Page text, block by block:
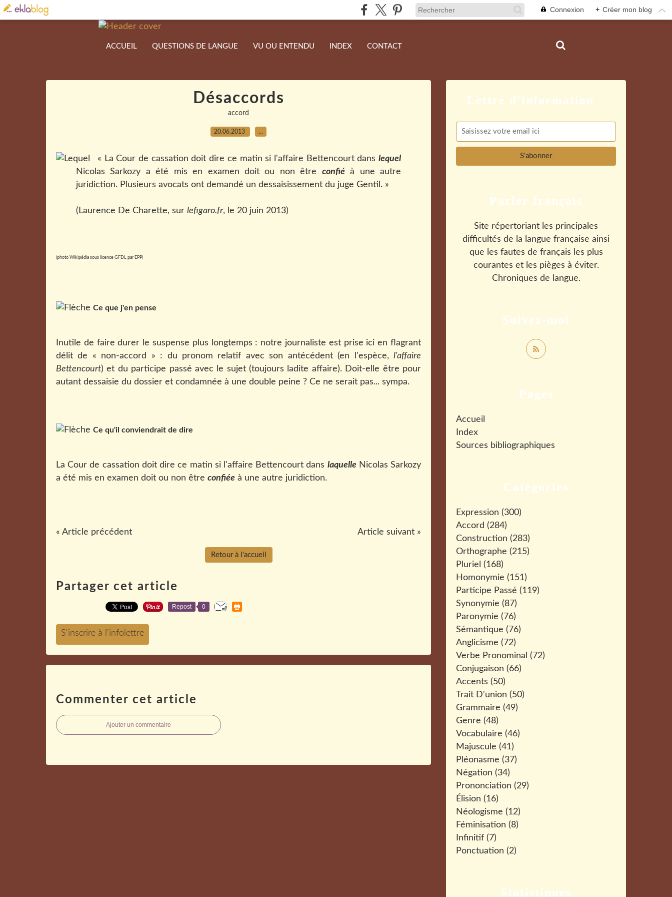
Connexion + Créer mon blog
ACCUEIL QUESTIONS DE LANGUE VU OU ENTENDU INDEX CONTACT
Désaccords
accord
20.06.2013 …
« La Cour de cassation doit dire ce matin si l'affaire Bettencourt dans lequel
Nicolas Sarkozy a été mis en examen doit ou non être confiéà une autre
juridiction. Plusieurs avocats ont demandé un dessaisissement du juge Gentil. »
(Laurence De Charette, sur lefigaro.fr, le 20 juin 2013)
(photo Wikipédia sous licence GFDL par EPP)
Ce que j'en pense
Inutile de faire durer le suspense plus longtemps : notre journaliste est prise ici en flagrant
délit de « non-accord » : du pronom relatif avec son antécédent (en l'espèce, l'affaire
Bettencourt) et du participe passé avec le sujet (toujours ladite affaire). Doit-elle être pour
autant dessaisie du dossier et condamnée à une double peine ? Ce ne serait pas... sympa.
Ce qu'il conviendrait de dire
La Cour de cassation doit dire ce matin si l'affaire Bettencourt dans laquelleNicolas Sarkozy
a été mis en examen doit ou non être confiée à une autre juridiction.
« Article précédent Article suivant »
Retour à l'accueil
Partager cet article
Repost 0
Commenter cet article
Ajouter un commentaire
Catégories
Expression (300)
Accord (284)
Construction (283)
Orthographe (215)
Pluriel (168)
Homonymie (151)
Participe Passé (119)
Synonymie (87)
Paronymie (76)
Sémantique (76)
Anglicisme (72)
Verbe Pronominal (72)
Conjugaison (66)
Accents (50)
Trait D'union (50)
Grammaire (49)
Genre (48)
Vocabulaire (46)
Majuscule (41)
Pléonasme (37)
Négation (34)
Prononciation (29)
Élision (16)
Néologisme (12)
Féminisation (8)
Infinitif (7)
Ponctuation (2)
Pages
Accueil
Index
Sources bibliographiques
Suivez-moi
Parler français
Site répertoriant les principales
difficultés de la langue française ainsi
que les fautes de français les plus
courantes et les pièges à éviter.
Chroniques de langue.
Statistiques